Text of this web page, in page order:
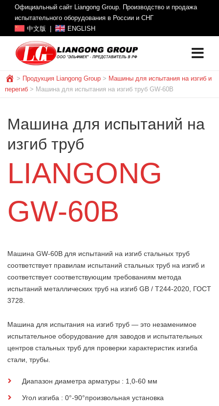
Официальный сайт Liangong Group. Производство и продажа
испытательного оборудования в России и СНГ
中文版
ENGLISH
> Продукция Liangong Group > Машины для испытания на изгиб и
перегиб > Машина для испытания на изгиб труб GW-60B
Машина для испытаний на
изгиб труб
LIANGONG
GW-60B
Машина GW-60B для испытаний на изгиб стальных труб
соответствует правилам испытаний стальных труб на изгиб и
соответствует соответствующим требованиям метода
испытаний металлических труб на изгиб GB / T244-2020, ГОСТ
3728.
Машина для испытания на изгиб труб — это незаменимое
испытательное оборудование для заводов и испытательных
центров стальных труб для проверки характеристик изгиба
стали, трубы.
Диапазон диаметра арматуры : 1,0-60 мм
Угол изгиба : 0°-90°произвольная установка